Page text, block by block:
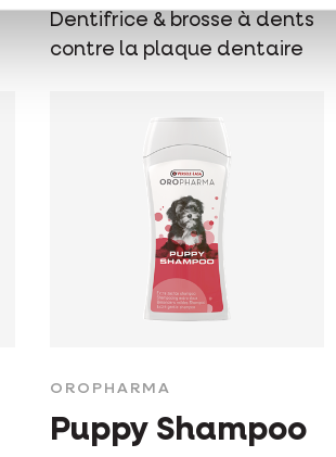
Dentifrice & brosse à dents
contre la plaque dentaire
OROPHARMA
Puppy Shampoo